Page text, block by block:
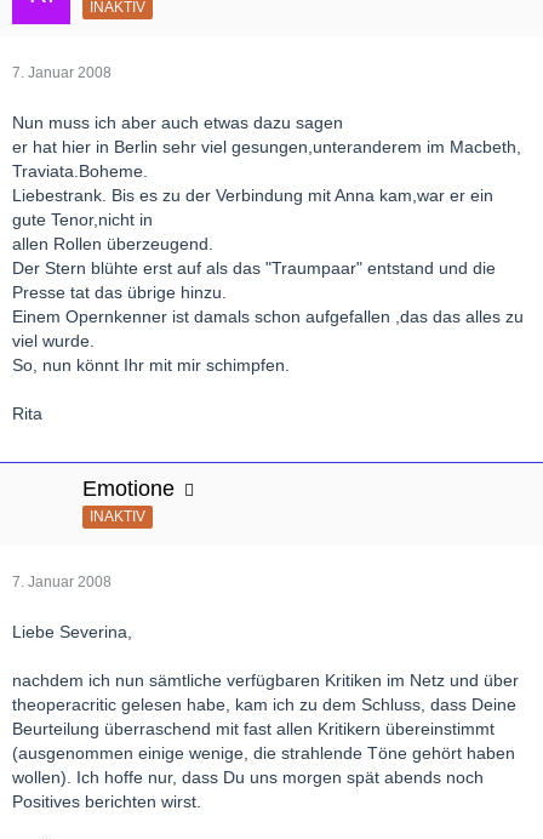
INAKTIV
7. Januar 2008
Nun muss ich aber auch etwas dazu sagen
er hat hier in Berlin sehr viel gesungen,unteranderem im Macbeth,
Traviata.Boheme.
Liebestrank. Bis es zu der Verbindung mit Anna kam,war er ein
gute Tenor,nicht in
allen Rollen überzeugend.
Der Stern blühte erst auf als das "Traumpaar" entstand und die
Presse tat das übrige hinzu.
Einem Opernkenner ist damals schon aufgefallen ,das das alles zu
viel wurde.
So, nun könnt Ihr mit mir schimpfen.
Rita
Emotione
INAKTIV
7. Januar 2008
Liebe Severina,
nachdem ich nun sämtliche verfügbaren Kritiken im Netz und über
theoperacritic gelesen habe, kam ich zu dem Schluss, dass Deine
Beurteilung überraschend mit fast allen Kritikern übereinstimmt
(ausgenommen einige wenige, die strahlende Töne gehört haben
wollen). Ich hoffe nur, dass Du uns morgen spät abends noch
Positives berichten wirst.